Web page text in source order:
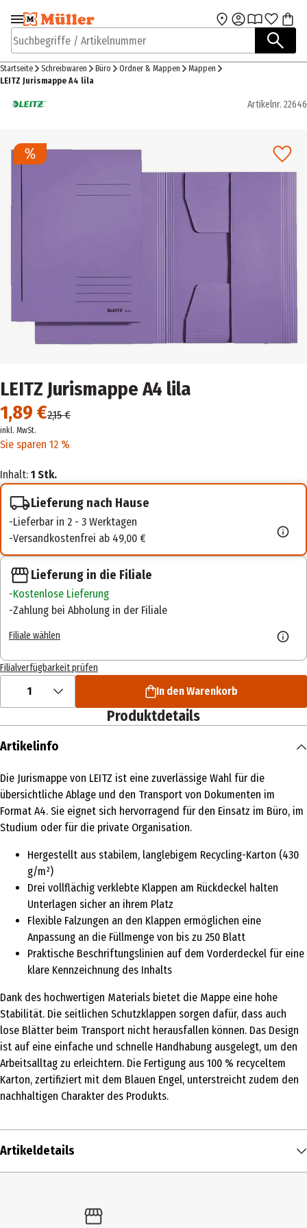
Zur Navigation
springen
Zum Hauptinhalt
Suchbegriffe / Artikelnummer
Startseite Schreibwaren Büro Ordner & Mappen
Mappen
LEITZ Jurismappe A4 lila
Artikelnr. 22646
LEITZ Jurismappe A4 lila
1,89 €2,15 €
inkl. MwSt.
Sie sparen 12 %
Inhalt: 1 Stk.
Lieferung nach Hause
Lieferbar in 2 - 3 Werktagen
Versandkostenfrei ab 49,00 €
Lieferung in die Filiale
Kostenlose Lieferung
Zahlung bei Abholung in der Filiale
Filiale wählen
Filialverfügbarkeit prüfen
1 In den Warenkorb
Produktdetails
Artikelinfo
Die Jurismappe von LEITZ ist eine zuverlässige Wahl für die
übersichtliche Ablage und den Transport von Dokumenten im
Format A4. Sie eignet sich hervorragend für den Einsatz im Büro, im
Studium oder für die private Organisation.
Hergestellt aus stabilem, langlebigem Recycling-Karton (430
g/m²)
Drei vollflächig verklebte Klappen am Rückdeckel halten
Unterlagen sicher an ihrem Platz
Flexible Falzungen an den Klappen ermöglichen eine
Anpassung an die Füllmenge von bis zu 250 Blatt
Praktische Beschriftungslinien auf dem Vorderdeckel für eine
klare Kennzeichnung des Inhalts
Dank des hochwertigen Materials bietet die Mappe eine hohe
Stabilität. Die seitlichen Schutzklappen sorgen dafür, dass auch
lose Blätter beim Transport nicht herausfallen können. Das Design
ist auf eine einfache und schnelle Handhabung ausgelegt, um den
Arbeitsalltag zu erleichtern. Die Fertigung aus 100 % recyceltem
Karton, zertifiziert mit dem Blauen Engel, unterstreicht zudem den
nachhaltigen Charakter des Produkts.
Artikeldetails